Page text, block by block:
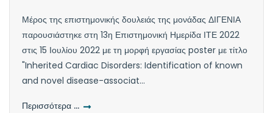
Μέρος της επιστημονικής δουλειάς της μονάδας ΔΙΓΕΝΙΑ
παρουσιάστηκε στη 13η Επιστημονική Ημερίδα ΙΤΕ 2022
στις 15 Ιουλίου 2022 με τη μορφή εργασίας poster με τίτλο
"Inherited Cardiac Disorders: Identification of known
and novel disease-associat...
Περισσότερα …